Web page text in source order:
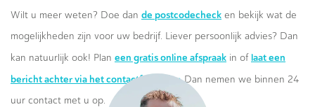
Wilt u meer weten? Doe dan de postcodecheck en bekijk wat de
mogelijkheden zijn voor uw bedrijf. Liever persoonlijk advies? Dan
kan natuurlijk ook! Plan een gratis online afspraak in of laat een
bericht achter via het contactformulier.Dan nemen we binnen 24
uur contact met u op.